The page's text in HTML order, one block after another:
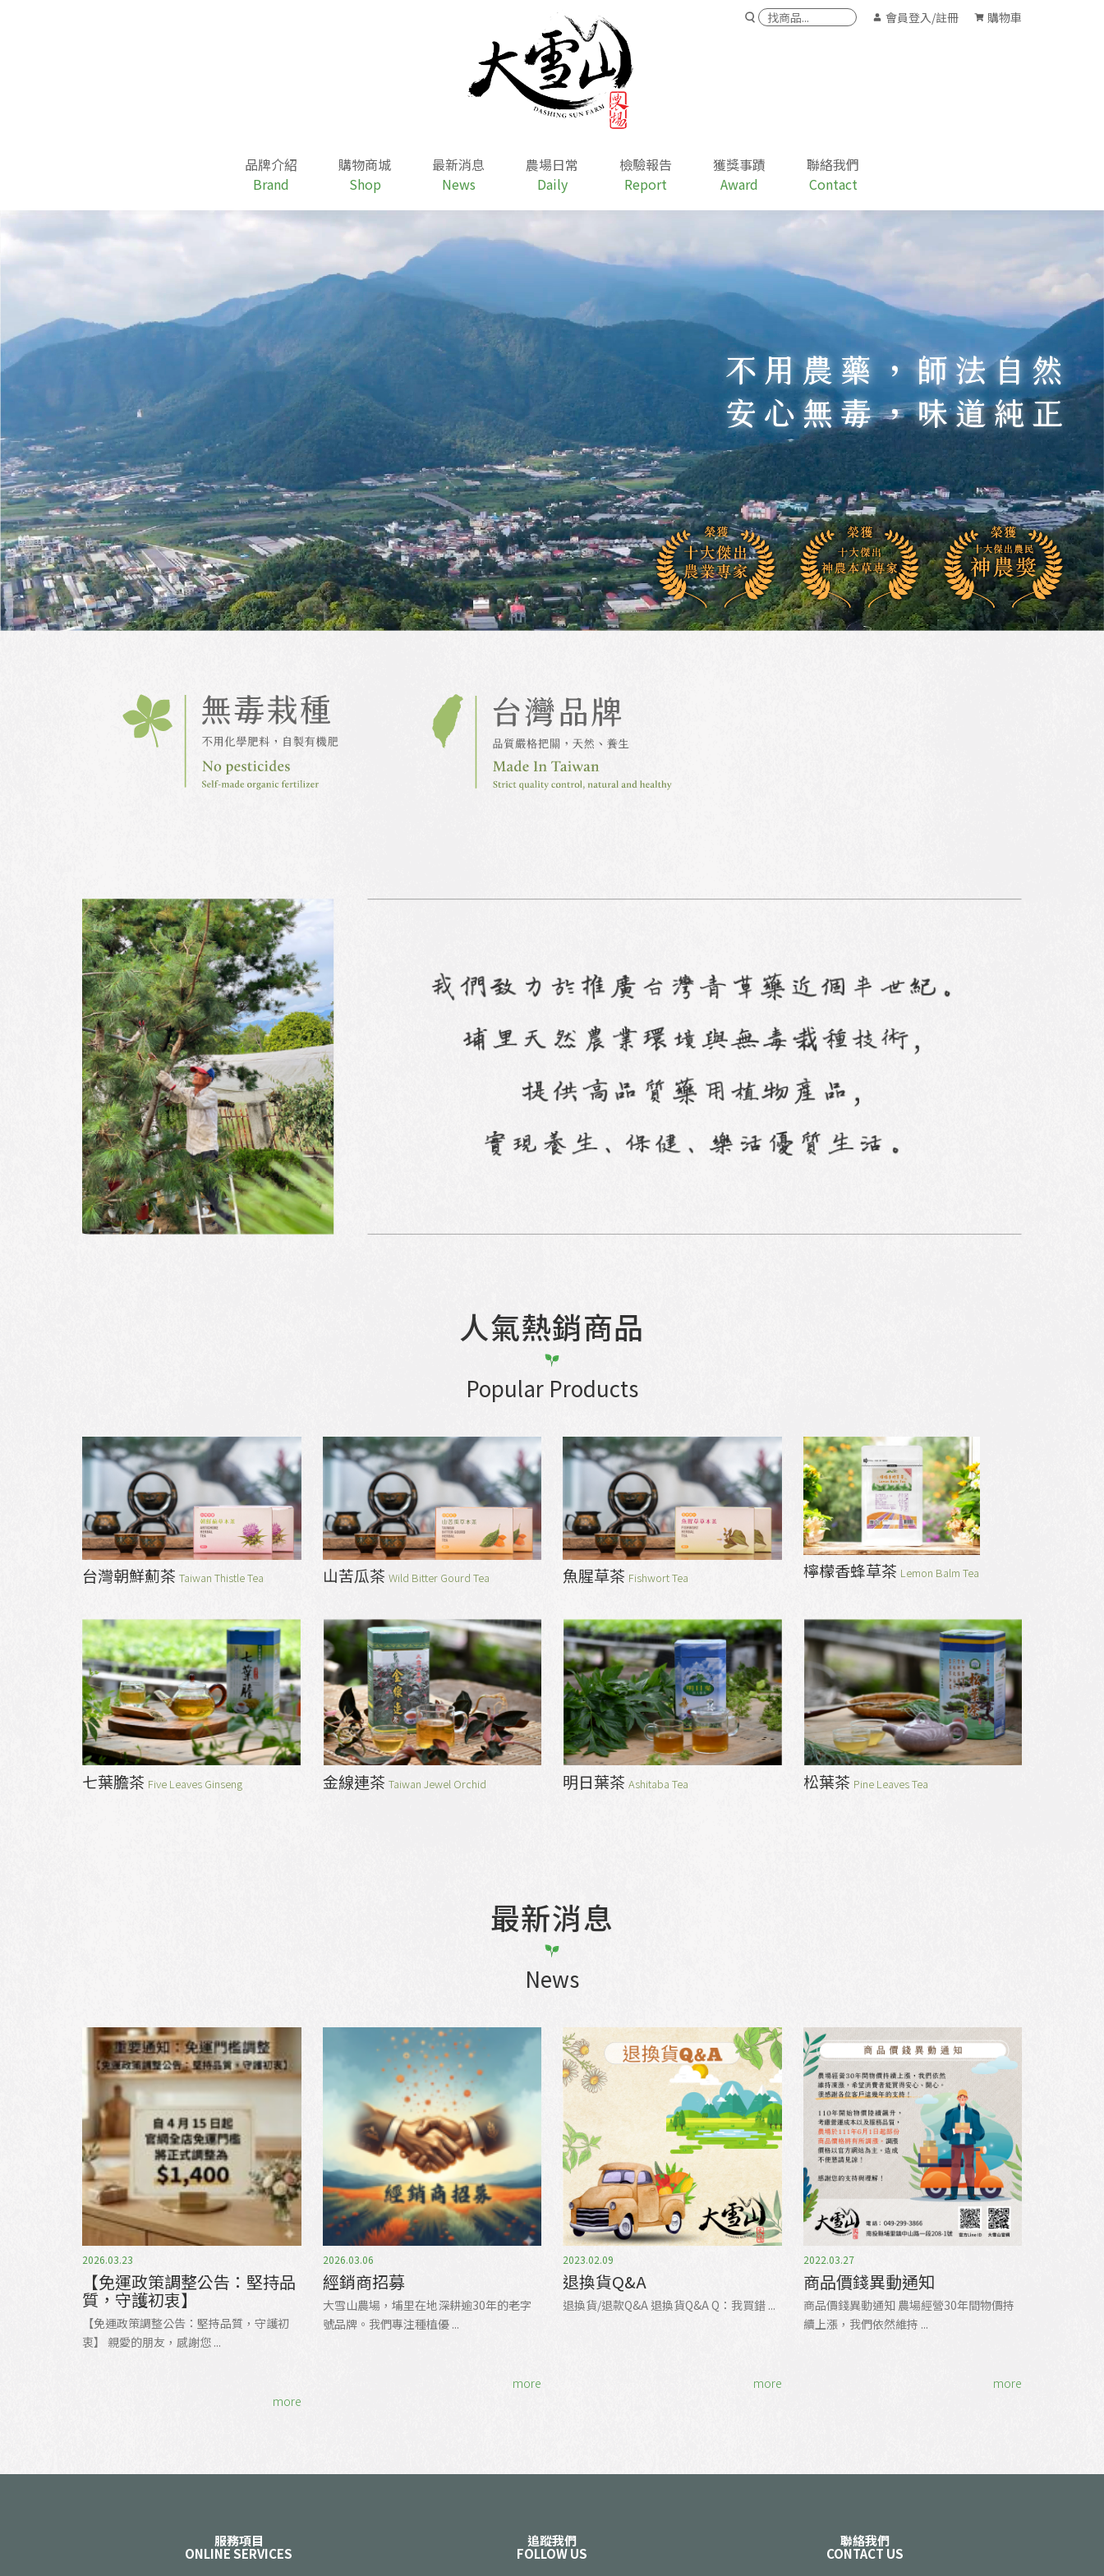
品牌介紹
Brand
購物商城
Shop
最新消息
News
農場日常
Daily
檢驗報告
Report
獲獎事蹟
Award
聯絡我們
Contact
會員登入/註冊 購物車
人氣熱銷商品
Popular Products
台灣朝鮮薊茶 Taiwan Thistle Tea 山苦瓜茶 Wild Bitter Gourd Tea 魚腥草茶 Fishwort Tea 檸檬香蜂草茶 Lemon Balm Tea
七葉膽茶 Five Leaves Ginseng 金線連茶 Taiwan Jewel Orchid 明日葉茶 Ashitaba Tea 松葉茶 Pine Leaves Tea
最新消息
News
2026.03.23
【免運政策調整公告：堅持品
質，守護初衷】
【免運政策調整公告：堅持品質，守護初
衷】 親愛的朋友，感謝您 ...
more
2026.03.06
經銷商招募
大雪山農場，埔里在地深耕逾30年的老字
號品牌。我們專注種植優 ...
more
2023.02.09
退換貨Q&A
退換貨/退款Q&A 退換貨Q&A Q：我買錯 ...
more
2022.03.27
商品價錢異動通知
商品價錢異動通知 農場經營30年間物價持
續上漲，我們依然維持 ...
more
服務項目
ONLINE SERVICES
追蹤我們
FOLLOW US
聯絡我們
CONTACT US